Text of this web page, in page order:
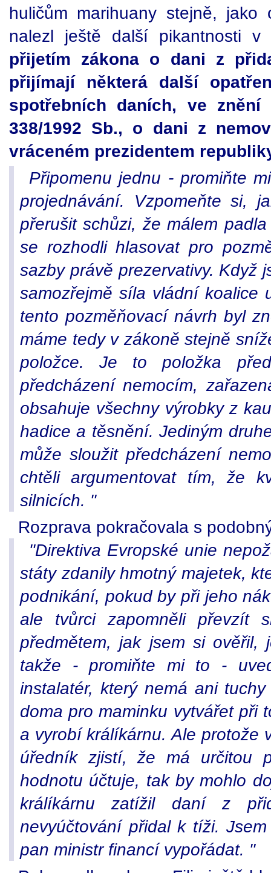
huličům marihuany stejně, jako
nalezl ještě další pikantnosti v
přijetím zákona o dani z
přijímají některá další
spotřebních daních, ve
338/1992 Sb., o dani z
vráceném prezidentem
Připomenu jednu - promiňte
projednávání. Vzpomeňte si,
přerušit schůzi, že málem
se rozhodli hlasovat pro
sazby právě prezervativy. Když
samozřejmě síla vládní koalice
tento pozměňovací návrh byl
máme tedy v zákoně stejně
položce. Je to položka
předcházení nemocím,
obsahuje všechny výrobky z
hadice a těsnění. Jediným
může sloužit předcházení
chtěli argumentovat tím, že
silnicích. "
Rozprava pokračovala s
"Direktiva Evropské unie
státy zdanily hmotný majetek,
podnikání, pokud by při jeho
ale tvůrci zapomněli převzít
předmětem, jak jsem si ověřil,
takže - promiňte mi to -
instalatér, který nemá ani
doma pro maminku vytvářet při
a vyrobí králíkárnu. Ale protože
úředník zjistí, že má určitou
hodnotu účtuje, tak by mohlo
králíkárnu zatížil daní z
nevyúčtování přidal k tíži.
pan ministr financí vypořádat. "